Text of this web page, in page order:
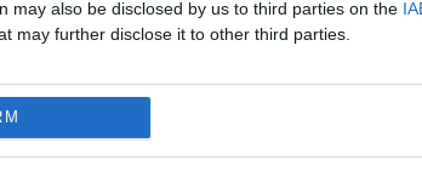
may also be disclosed by us to third parties on the
may further disclose it to other third parties.
InterRegio care circulă între
Nord – Constanţa şi retur fără
anulate joi şi vineri, din cauza
Potrivit CFR Călători, joi şi vineri